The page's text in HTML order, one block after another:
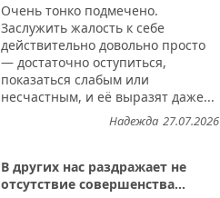
Очень тонко подмечено.
Заслужить жалость к себе
действительно довольно просто
— достаточно оступиться,
показаться слабым или
несчастным, и её выразят даже...
27.07.2026
Надежда
В других нас раздражает не
отсутствие совершенства...